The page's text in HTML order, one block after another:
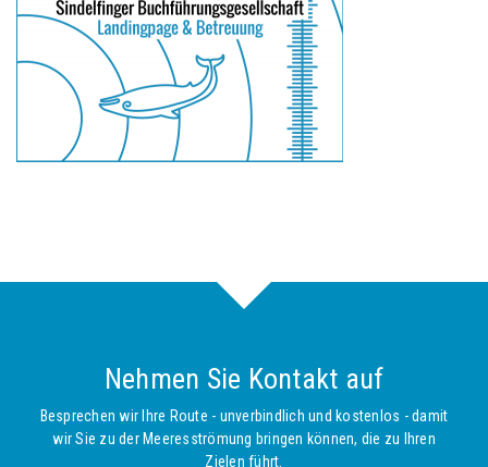
Nehmen Sie Kontakt auf
Besprechen wir Ihre Route - unverbindlich und kostenlos - damit
wir Sie zu der Meeresströmung bringen können, die zu Ihren
Zielen führt.